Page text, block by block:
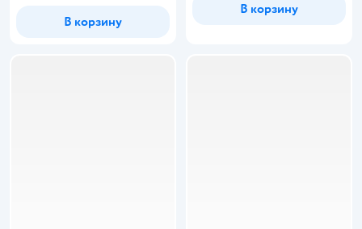
В корзину
В корзину